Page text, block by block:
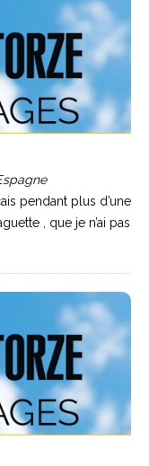
pendant plus d’une
, que je n’ai pas